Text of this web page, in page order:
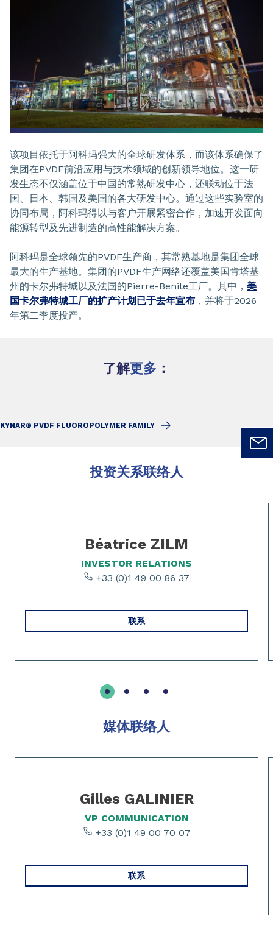
该项目依托于阿科玛强大的全球研发体系，而该体系确保了
集团在PVDF前沿应用与技术领域的创新领导地位。这一研
发生态不仅涵盖位于中国的常熟研发中心，还联动位于法
国、日本、韩国及美国的各大研发中心。通过这些实验室的
协同布局，阿科玛得以与客户开展紧密合作，加速开发面向
能源转型及先进制造的高性能解决方案。
阿科玛是全球领先的PVDF生产商，其常熟基地是集团全球
最大的生产基地。集团的PVDF生产网络还覆盖美国肯塔基
州的卡尔弗特城以及法国的Pierre-Benite工厂。其中， 美
国卡尔弗特城工厂的扩产计划已于去年宣布 ，并将于2026
年第二季度投产。
了解更多 ：
KYNAR® PVDF FLUOROPOLYMER FAMILY
投资关系联络人
Slide 1 of 4
Béatrice ZILM
INVESTOR RELATIONS
+33 (0)1 49 00 86 37
联系
媒体联络人
Slide 1 of 2
Gilles GALINIER
VP COMMUNICATION
+33 (0)1 49 00 70 07
联系